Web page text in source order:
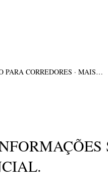
PARA CORREDORES MAIS…